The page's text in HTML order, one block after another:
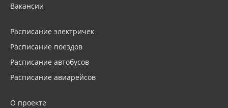
Вакансии
Расписание электричек
Расписание поездов
Расписание автобусов
Расписание авиарейсов
О проекте